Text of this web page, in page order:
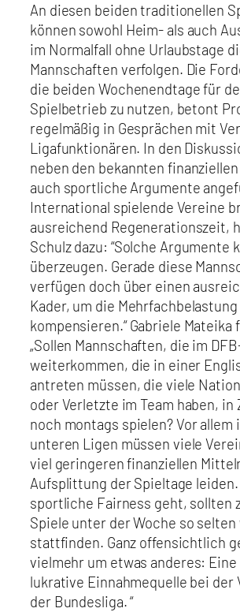
An diesen beiden traditionellen
können sowohl Heim- als auch
im Normalfall ohne Urlaubstage
Mannschaften verfolgen. Die
die beiden Wochenendtage für
Spielbetrieb zu nutzen, betont
regelmäßig in Gesprächen mit
Ligafunktionären. In den
neben den bekannten
auch sportliche Argumente
International spielende Vereine
ausreichend Regenerationszeit,
Schulz dazu: “Solche Argumente
überzeugen. Gerade diese
verfügen doch über einen
Kader, um die Mehrfachbelastung
kompensieren.“ Gabriele
„Sollen Mannschaften, die im
weiterkommen, die in einer
antreten müssen, die viele
oder Verletzte im Team haben, in
noch montags spielen? Vor allem
unteren Ligen müssen viele
viel geringeren finanziellen
Aufsplittung der Spieltage leiden.
sportliche Fairness geht, sollten
Spiele unter der Woche so
stattfinden. Ganz offensichtlich
vielmehr um etwas anderes:
lukrative Einnahmequelle bei der
der Bundesliga. “